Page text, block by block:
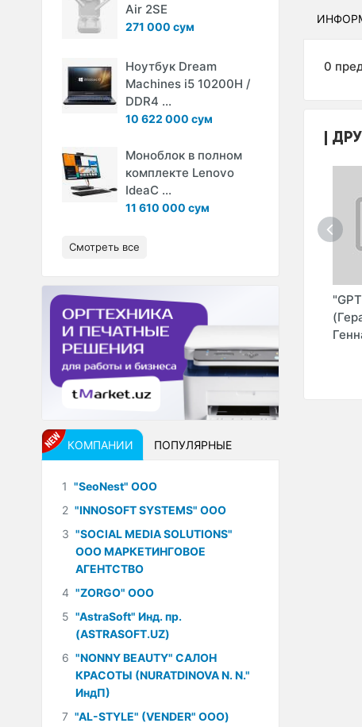
0
"ZIM-ZIM" ТМ (I
TECH IT GROUP"
ООО)
"SWITZERLAND
GROUP" ООО
Air 2SE
271 000 сум
Ноутбук Dream
Machines i5 10200H /
DDR4 ...
10 622 000 сум
Моноблок в полном
комплекте Lenovo
IdeaC ...
11 610 000 сум
Смотреть все
КОМПАНИИ ПОПУЛЯРНЫЕ
1 "SeoNest" ООО
2 "INNOSOFT SYSTEMS" ООО
3 "SOCIAL MEDIA SOLUTIONS"
ООО МАРКЕТИНГОВОЕ
АГЕНТСТВО
4 "ZORGO" ООО
5 "AstraSoft" Инд. пр.
(ASTRASOFT.UZ)
6 "NONNY BEAUTY" САЛОН
КРАСОТЫ (NURATDINOVA N. N."
ИндП)
7 "AL-STYLE" (VENDER" ООО)